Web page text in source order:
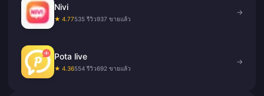
Nivi
★ 4.77535 รีวิว937 ขายแล้ว
→
Pota live
★ 4.36554 รีวิว692 ขายแล้ว
→